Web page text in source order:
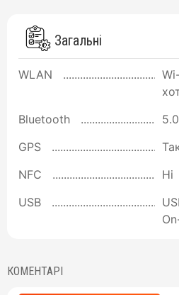
Загальні
WLAN
Bluetooth
GPS
NFC
Ні
USB
КОМЕНТАРІ